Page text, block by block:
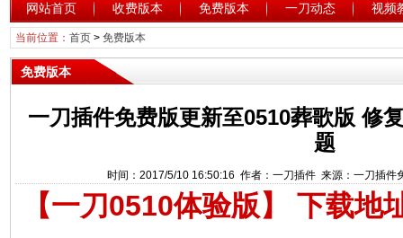
网站首页 收费版本 免费版本 一刀动态 视频
当前位置： 首页> 免费版本
免费版本
一刀插件免费版更新至0510葬歌版 修
题
时间：2017/5/10 16:50:16 作者：一刀插件 来源：一刀插件
【一刀0510体验版】 下载地